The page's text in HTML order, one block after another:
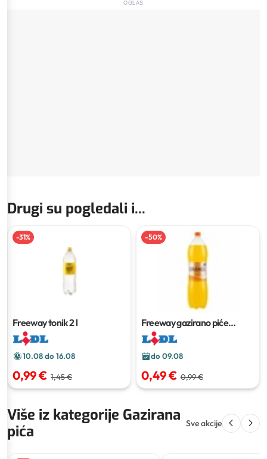
OGLAS
Drugi su pogledali i...
-31%
Freeway tonik2 l
10.08 do 16.08
0,99 € 1,45 €
-50%
Freeway gazirano piće
naranča
do 09.08
0,49 € 0,99 €
Više iz kategorije Gazirana
pića
Sve akcije